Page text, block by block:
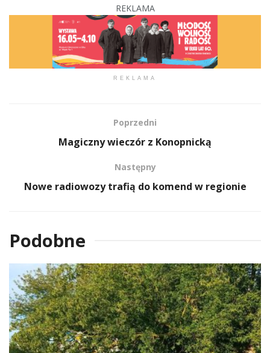
REKLAMA
REKLAMA
Poprzedni
Magiczny wieczór z Konopnicką
Następny
Nowe radiowozy trafią do komend w regionie
Podobne